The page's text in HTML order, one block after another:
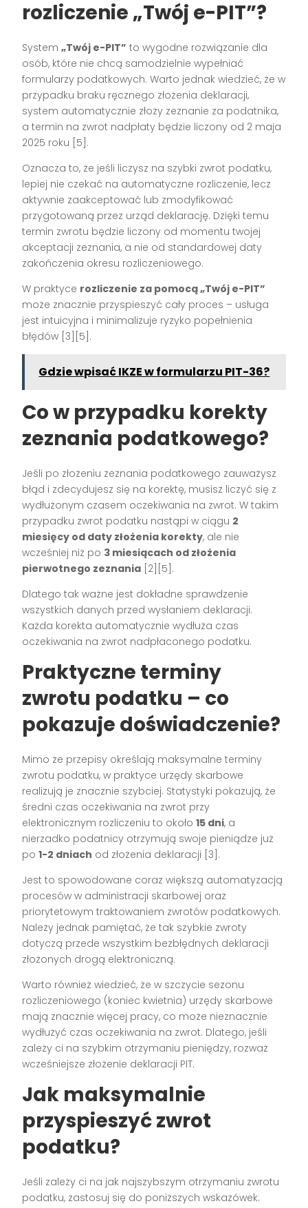
rozliczenie „Twój e-PIT”?
System„Twój e-PIT” to wygodne rozwiązanie dla
osób, które nie chcą samodzielnie wypełniać
formularzy podatkowych. Warto jednak wiedzieć, że w
przypadku braku ręcznego złożenia deklaracji,
system automatycznie złoży zeznanie za podatnika,
a termin na zwrot nadpłaty będzie liczony od 2 maja
2025 roku [5].
Oznacza to, że jeśli liczysz na szybki zwrot podatku,
lepiej nie czekać na automatyczne rozliczenie, lecz
aktywnie zaakceptować lub zmodyfikować
przygotowaną przez urząd deklarację. Dzięki temu
termin zwrotu będzie liczony od momentu twojej
akceptacji zeznania, a nie od standardowej daty
zakończenia okresu rozliczeniowego.
W praktyce rozliczenie za pomocą „Twój e-PIT”
może znacznie przyspieszyć cały proces – usługa
jest intuicyjna i minimalizuje ryzyko popełnienia
błędów [3][5].
Gdzie wpisać IKZE w formularzu PIT-36?
Co w przypadku korekty
zeznania podatkowego?
Jeśli po złożeniu zeznania podatkowego zauważysz
błąd i zdecydujesz się na korektę, musisz liczyć się z
wydłużonym czasem oczekiwania na zwrot. W takim
przypadku zwrot podatku nastąpi w ciągu 2
miesięcy od daty złożenia korekty, ale nie
wcześniej niż po 3 miesiącach od złożenia
pierwotnego zeznania [2][5].
Dlatego tak ważne jest dokładne sprawdzenie
wszystkich danych przed wysłaniem deklaracji.
Każda korekta automatycznie wydłuża czas
oczekiwania na zwrot nadpłaconego podatku.
Praktyczne terminy
zwrotu podatku – co
pokazuje doświadczenie?
Mimo że przepisy określają maksymalne terminy
zwrotu podatku, w praktyce urzędy skarbowe
realizują je znacznie szybciej. Statystyki pokazują, że
średni czas oczekiwania na zwrot przy
elektronicznym rozliczeniu to około15 dni, a
nierzadko podatnicy otrzymują swoje pieniądze już
po1-2 dniach od złożenia deklaracji [3].
Jest to spowodowane coraz większą automatyzacją
procesów w administracji skarbowej oraz
priorytetowym traktowaniem zwrotów podatkowych.
Należy jednak pamiętać, że tak szybkie zwroty
dotyczą przede wszystkim bezbłędnych deklaracji
złożonych drogą elektroniczną.
Warto również wiedzieć, że w szczycie sezonu
rozliczeniowego (koniec kwietnia) urzędy skarbowe
mają znacznie więcej pracy, co może nieznacznie
wydłużyć czas oczekiwania na zwrot. Dlatego, jeśli
zależy ci na szybkim otrzymaniu pieniędzy, rozważ
wcześniejsze złożenie deklaracji PIT.
Jak maksymalnie
przyspieszyć zwrot
podatku?
Jeśli zależy ci na jak najszybszym otrzymaniu zwrotu
podatku, zastosuj się do poniższych wskazówek: